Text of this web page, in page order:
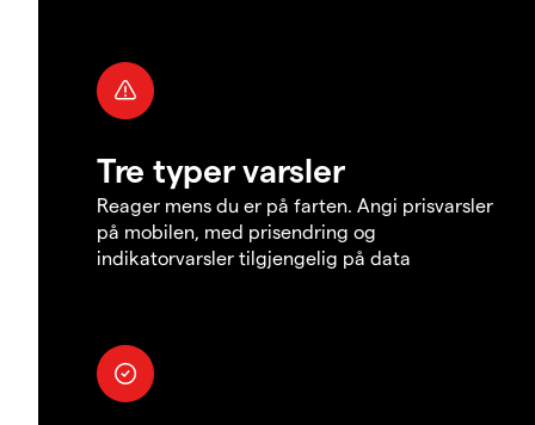
Tre typer varsler
Reager mens du er på farten. Angi prisvarsler
på mobilen, med prisendring og
indikatorvarsler tilgjengelig på data